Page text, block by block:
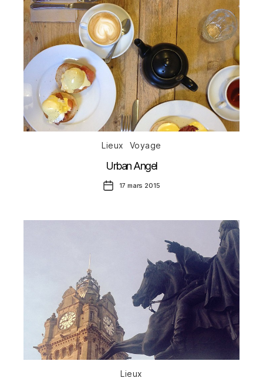
Catégories
Lieux Voyage
Urban Angel
Date17 mars 2015
Catégories
Lieux